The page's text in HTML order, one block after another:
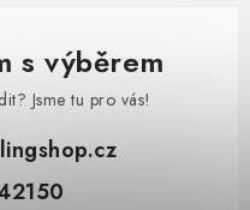
s výběrem
Jsme tu pro vás!